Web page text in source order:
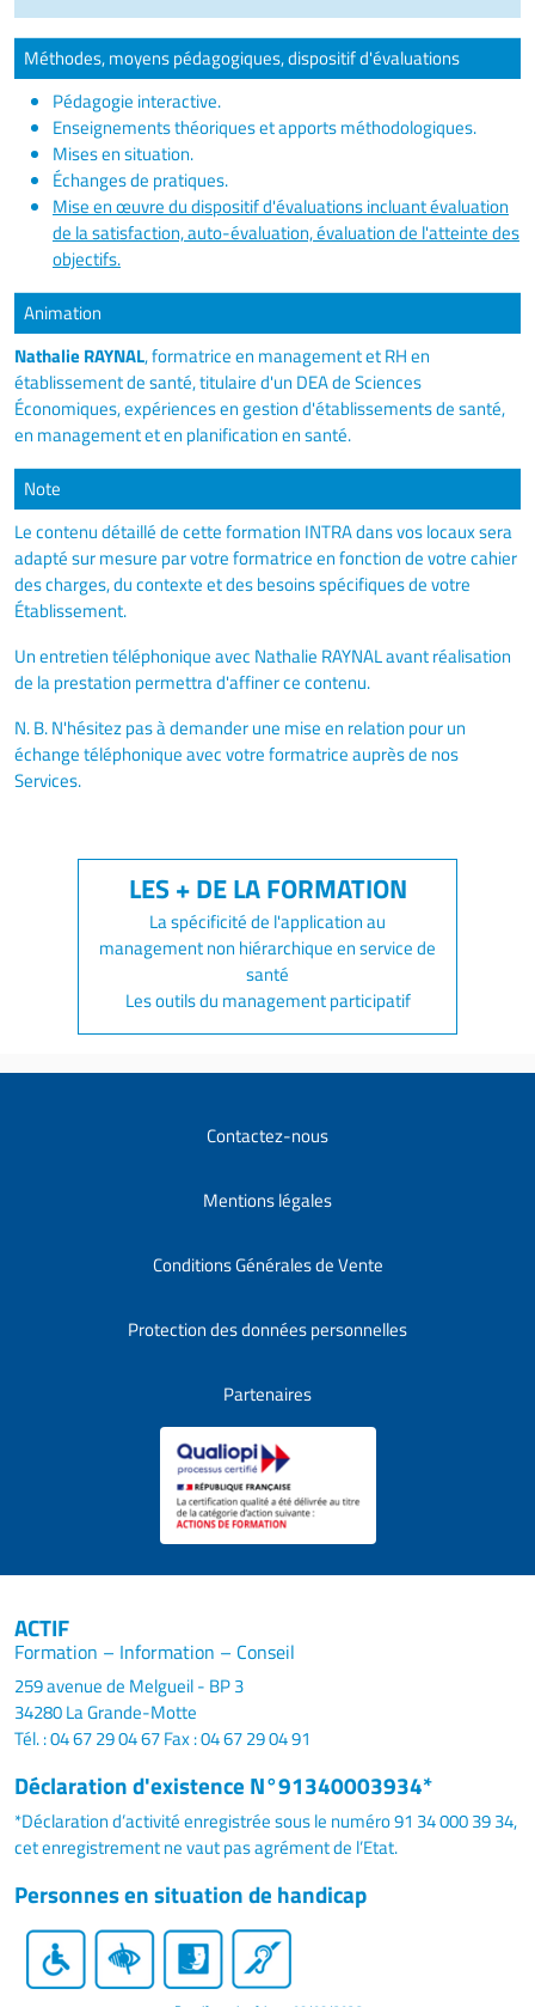
Méthodes, moyens pédagogiques, dispositif d'évaluations
Pédagogie interactive.
Enseignements théoriques et apports méthodologiques.
Mises en situation.
Échanges de pratiques.
Mise en œuvre du dispositif d'évaluations incluant évaluation
de la satisfaction, auto-évaluation, évaluation de l'atteinte des
objectifs.
Animation
Nathalie RAYNAL, formatrice en management et RH en
établissement de santé, titulaire d'un DEA de Sciences
Économiques, expériences en gestion d'établissements de santé,
en management et en planification en santé.
Note
Le contenu détaillé de cette formation INTRA dans vos locaux sera
adapté sur mesure par votre formatrice en fonction de votre cahier
des charges, du contexte et des besoins spécifiques de votre
Établissement.
Un entretien téléphonique avec Nathalie RAYNAL avant réalisation
de la prestation permettra d'affiner ce contenu.
N. B. N'hésitez pas à demander une mise en relation pour un
échange téléphonique avec votre formatrice auprès de nos
Services.
La spécificité de l'application au
management non hiérarchique en service de
santé
Les outils du management participatif
Contactez-nous
Mentions légales
Conditions Générales de Vente
Protection des données personnelles
Partenaires
ACTIF
Formation – Information – Conseil
259 avenue de Melgueil - BP 3
34280 La Grande-Motte
Tél. : 04 67 29 04 67Fax : 04 67 29 04 91
Déclaration d'existence N°91340003934*
*Déclaration d’activité enregistrée sous le numéro 91 34 000 39 34,
cet enregistrement ne vaut pas agrément de l’Etat.
Personnes en situation de handicap